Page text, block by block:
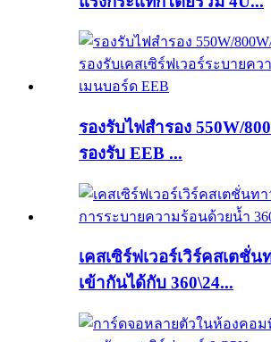
รองรับไฟสำรอง 550W/
รองรับ EEB ...
เคสเซิร์ฟเวอร์เวิร์คสเตชั่น
เข้ากันได้กับ 360\24...